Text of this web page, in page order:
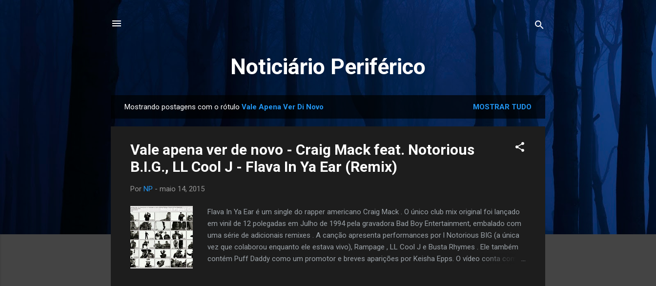
Noticiário Periférico
o
Mostrando postagens com o rótulo Vale Apena Ver Di Novo MOSTRAR TUDO
Vale apena ver de novo - Craig Mack feat. Notorious
B.I.G., LL Cool J - Flava In Ya Ear (Remix)
Por NP - maio 14, 2015
Flava In Ya Ear é um single do rapper americano Craig Mack . O único club mix original foi lançado
em vinil de 12 polegadas em Julho de 1994 pela gravadora Bad Boy Entertainment, embalado com
uma série de adicionais remixes . A canção apresenta performances por l Notorious BIG (a única
vez que colaborou enquanto ele estava vivo), Rampage , LL Cool J e Busta Rhymes . Ele também
contém Puff Daddy como um promotor e breves aparições por Keisha Epps. O vídeo conta com